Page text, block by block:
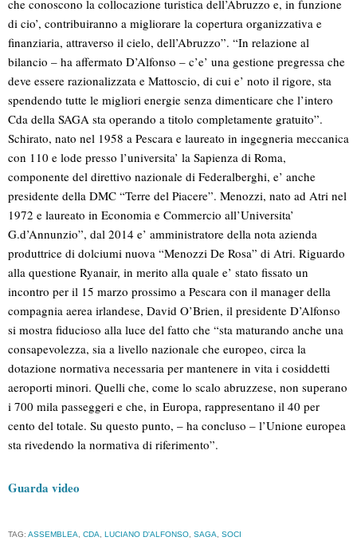
che conoscono la collocazione turistica dell’Abruzzo e, in funzione
di cio’, contribuiranno a migliorare la copertura organizzativa e
finanziaria, attraverso il cielo, dell’Abruzzo”. “In relazione al
bilancio – ha affermato D’Alfonso – c’e’ una gestione pregressa che
deve essere razionalizzata e Mattoscio, di cui e’ noto il rigore, sta
spendendo tutte le migliori energie senza dimenticare che l’intero
Cda della SAGA sta operando a titolo completamente gratuito”.
Schirato, nato nel 1958 a Pescara e laureato in ingegneria meccanica
con 110 e lode presso l’universita’ la Sapienza di Roma,
componente del direttivo nazionale di Federalberghi, e’ anche
presidente della DMC “Terre del Piacere”. Menozzi, nato ad Atri nel
1972 e laureato in Economia e Commercio all’Universita’
G.d’Annunzio”, dal 2014 e’ amministratore della nota azienda
produttrice di dolciumi nuova “Menozzi De Rosa” di Atri. Riguardo
alla questione Ryanair, in merito alla quale e’ stato fissato un
incontro per il 15 marzo prossimo a Pescara con il manager della
compagnia aerea irlandese, David O’Brien, il presidente D’Alfonso
si mostra fiducioso alla luce del fatto che “sta maturando anche una
consapevolezza, sia a livello nazionale che europeo, circa la
dotazione normativa necessaria per mantenere in vita i cosiddetti
aeroporti minori. Quelli che, come lo scalo abruzzese, non superano
i 700 mila passeggeri e che, in Europa, rappresentano il 40 per
cento del totale. Su questo punto, – ha concluso – l’Unione europea
sta rivedendo la normativa di riferimento”.
Guarda video
TAG: ASSEMBLEA, CDA, LUCIANO D'ALFONSO, SAGA, SOCI